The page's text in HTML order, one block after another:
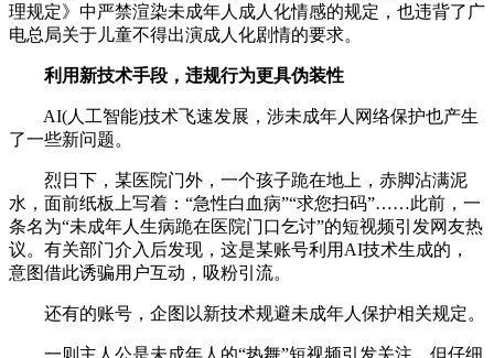
理规定》中严禁渲染未成年人成人化情感的规定，也违背了广
电总局关于儿童不得出演成人化剧情的要求。
利用新技术手段，违规行为更具伪装性
AI(人工智能)技术飞速发展，涉未成年人网络保护也产生
了一些新问题。
烈日下，某医院门外，一个孩子跪在地上，赤脚沾满泥
水，面前纸板上写着：“急性白血病”“求您扫码”……此前，一
条名为“未成年人生病跪在医院门口乞讨”的短视频引发网友热
议。有关部门介入后发现，这是某账号利用AI技术生成的，
意图借此诱骗用户互动，吸粉引流。
还有的账号，企图以新技术规避未成年人保护相关规定。